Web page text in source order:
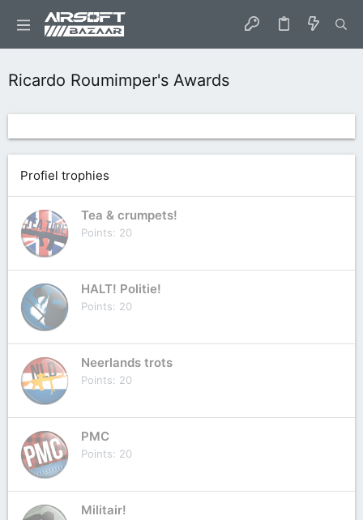
Ricardo Roumimper's Awards
Profiel trophies
Tea & crumpets!
Points 20
HALT! Politie!
Points 20
Neerlands trots
Points 20
PMC
Points 20
Militair!